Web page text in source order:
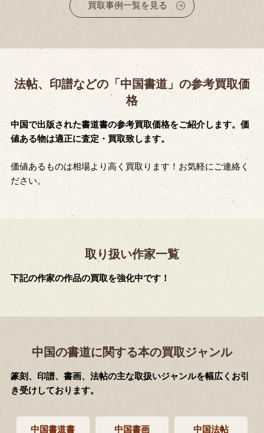
買取事例一覧を見る
法帖、印譜などの「中国書道」の参考買取価
格
中国で出版された書道書の参考買取価格をご紹介します。価
値ある物は適正に査定・買取致します。
価値あるものは相場より高く買取ります！お気軽にご連絡く
ださい。
取り扱い作家一覧
下記の作家の作品の買取を強化中です！
中国の書道に関する本の買取ジャンル
篆刻、印譜、書画、法帖の主な取扱いジャンルを幅広くお引
き受けしております。
中国書道書 中国書画 中国法帖